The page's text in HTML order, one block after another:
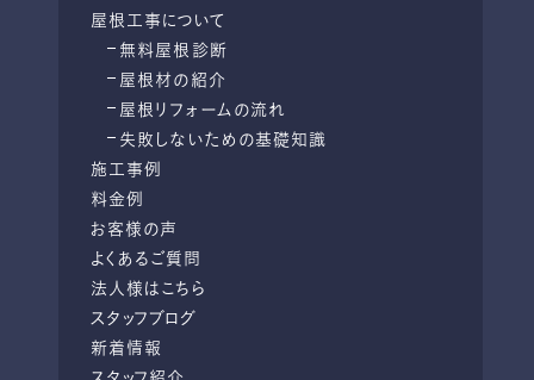
屋根工事について
無料屋根診断
屋根材の紹介
屋根リフォームの流れ
失敗しないための基礎知識
施工事例
料金例
お客様の声
よくあるご質問
法人様はこちら
スタッフブログ
新着情報